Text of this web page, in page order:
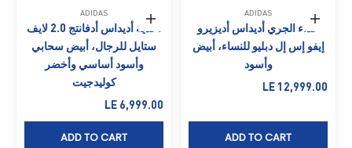
حدِّد الخيارات
ADIDAS
حذاء الجري أديداس أديزيرو
إيفو إس إل دبليو للنساء، أبيض
وأسود
السعر بعد الخصم
LE 12,999.00
ADD TO CART
حدِّد الخيارات
ADIDAS
أحذية أديداس أدفانتج 2.0 لايف
ستايل للرجال، أبيض سحابي
وأسود أساسي وأخضر
كوليدجيت
السعر بعد الخصم
LE 6,999.00
ADD TO CART